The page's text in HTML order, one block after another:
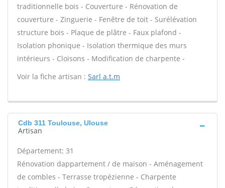
traditionnelle bois - Couverture - Rénovation de
couverture - Zinguerie - Fenêtre de toit - Surélévation
structure bois - Plaque de plâtre - Faux plafond -
Isolation phonique - Isolation thermique des murs
intérieurs - Cloisons - Modification de charpente -
Voir la fiche artisan : Sarl a.t.m
Cdb 311 Toulouse, Ulouse
Artisan
Département: 31
Rénovation dappartement / de maison - Aménagement
de combles - Terrasse tropézienne - Charpente